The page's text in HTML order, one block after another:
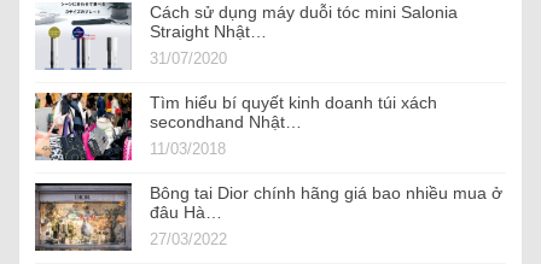
Cách sử dụng máy duỗi tóc mini Salonia
Straight Nhật…
31/07/2020
Tìm hiểu bí quyết kinh doanh túi xách
secondhand Nhật…
11/03/2018
Bông tai Dior chính hãng giá bao nhiều mua ở
đâu Hà…
27/03/2022